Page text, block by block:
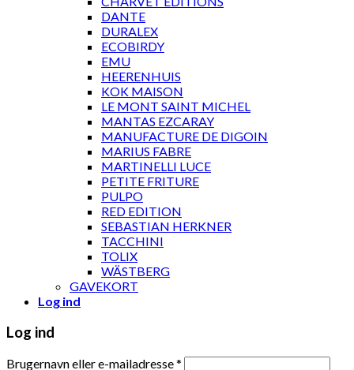
DANTE
DURALEX
ECOBIRDY
EMU
HEERENHUIS
KOK MAISON
LE MONT SAINT MICHEL
MANTAS EZCARAY
MANUFACTURE DE DIGOIN
MARIUS FABRE
MARTINELLI LUCE
PETITE FRITURE
PULPO
RED EDITION
SEBASTIAN HERKNER
TACCHINI
TOLIX
WÄSTBERG
GAVEKORT
Log ind
Log ind
Brugernavn eller e-mailadresse*